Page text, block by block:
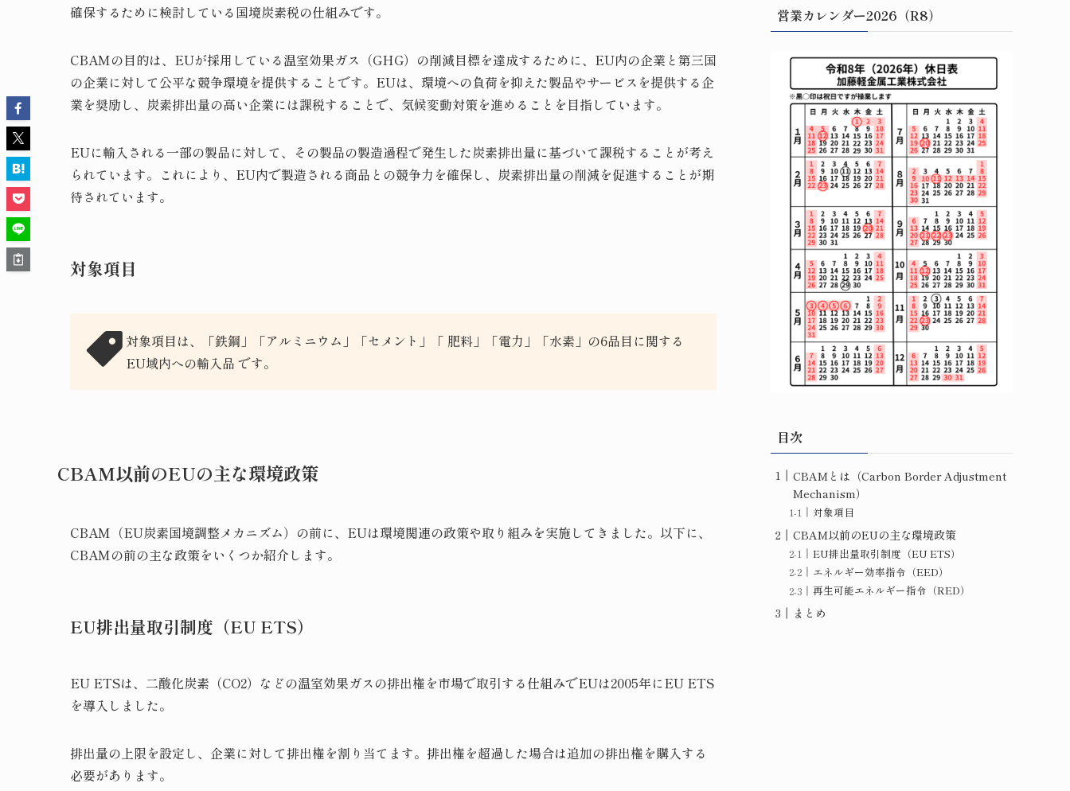
確保するために検討している国境炭素税の仕組みです。
CBAMの目的は、EUが採用している温室効果ガス（GHG）の削減目標を達成するために、EU内の企業と第三国
の企業に対して公平な競争環境を提供することです。EUは、環境への負荷を抑えた製品やサービスを提供する企
業を奨励し、炭素排出量の高い企業には課税することで、気候変動対策を進めることを目指しています。
EUに輸入される一部の製品に対して、その製品の製造過程で発生した炭素排出量に基づいて課税することが考え
られています。これにより、EU内で製造される商品との競争力を確保し、炭素排出量の削減を促進することが期
待されています。
対象項目
対象項目は、「鉄鋼」「アルミニウム」「セメント」「 肥料」「電力」「水素」の6品目に関する
EU域内への輸入品 です。
CBAM以前のEUの主な環境政策
CBAM（EU炭素国境調整メカニズム）の前に、EUは環境関連の政策や取り組みを実施してきました。以下に、
CBAMの前の主な政策をいくつか紹介します。
EU排出量取引制度（EU ETS）
EU ETSは、二酸化炭素（CO2）などの温室効果ガスの排出権を市場で取引する仕組みでEUは2005年にEU ETS
を導入しました。
排出量の上限を設定し、企業に対して排出権を割り当てます。排出権を超過した場合は追加の排出権を購入する
必要があります。
営業カレンダー2026（R8）
目次
CBAMとは（Carbon Border Adjustment
Mechanism）
対象項目
CBAM以前のEUの主な環境政策
EU排出量取引制度（EU ETS）
エネルギー効率指令（EED）
再生可能エネルギー指令（RED）
まとめ